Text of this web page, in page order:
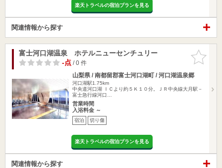
楽天トラベルの宿泊プランを見る
関連情報から探す
お気に入
りに追加
富士河口湖温泉 ホテルニューセンチュリー
-点/ 0 件
山梨県 / 南都留郡富士河口湖町 / 河口湖温泉郷
河口湖駅1.75km
中央道河口湖 ＩＣより約５Ｋ１０分。ＪＲ中央線大月駅－
富士急行線河口…
営業時間
入浴料金 ～
宿泊 切り傷
楽天トラベルの宿泊プランを見る
関連情報から探す